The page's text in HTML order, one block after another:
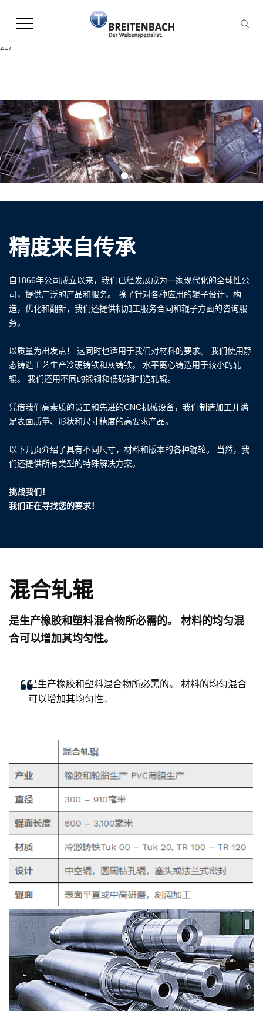
file_put_contents(/home/leonhardpl9ekoqn8hgamr2d/wwwroot/source/cache/
failed to open stream: Permission denied in
/home/leonhardpl9ekoqn8hgamr2d/wwwroot/source/model/api.class.php on line
217
精度来自传承
自1866年公司成立以来，我们已经发展成为一家现代化的全球性公
司，提供广泛的产品和服务。 除了针对各种应用的辊子设计，构
造，优化和翻新，我们还提供机加工服务合同和辊子方面的咨询服
务。
以质量为出发点！ 这同时也适用于我们对材料的要求。 我们使用静
态铸造工艺生产冷硬铸铁和灰铸铁。 水平离心铸造用于较小的轧
辊。 我们还用不同的锻钢和低碳钢制造轧辊。
凭借我们高素质的员工和先进的CNC机械设备，我们制造加工并满
足表面质量、形状和尺寸精度的高要求产品。
以下几页介绍了具有不同尺寸，材料和版本的各种辊轮。 当然，我
们还提供所有类型的特殊解决方案。
挑战我们！
我们正在寻找您的要求！
混合轧辊
是生产橡胶和塑料混合物所必需的。 材料的均匀混
合可以增加其均匀性。
是生产橡胶和塑料混合物所必需的。 材料的均匀混合
可以增加其均匀性。